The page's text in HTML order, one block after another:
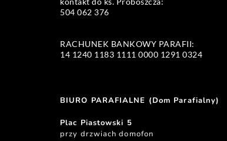
504 062 376
RACHUNEK BANKOWY PARAFII:
14 1240 1183 1111 0000 1291 0324
BIURO PARAFIALNE (Dom Parafialny)
Plac Piastowski 5
przy drzwiach domofon